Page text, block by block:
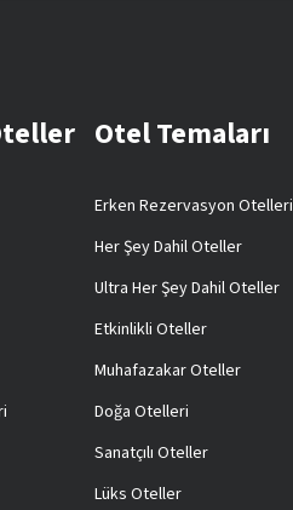
Otel Temaları
Erken Rezervasyon Otelleri
Her Şey Dahil Oteller
Ultra Her Şey Dahil Oteller
Etkinlikli Oteller
Muhafazakar Oteller
Doğa Otelleri
Sanatçılı Oteller
Lüks Oteller